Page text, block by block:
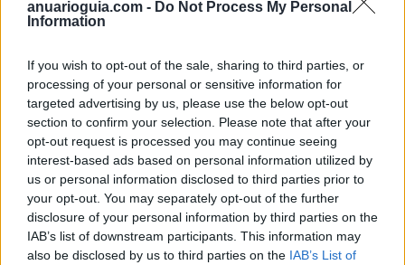
anuarioguia.com - Do Not Process My Personal
Information
If you wish to opt-out of the sale, sharing to third parties, or
processing of your personal or sensitive information for
targeted advertising by us, please use the below opt-out
section to confirm your selection. Please note that after your
opt-out request is processed you may continue seeing
interest-based ads based on personal information utilized by
us or personal information disclosed to third parties prior to
your opt-out. You may separately opt-out of the further
disclosure of your personal information by third parties on the
IAB’s list of downstream participants. This information may
also be disclosed by us to third parties on the IAB’s List of